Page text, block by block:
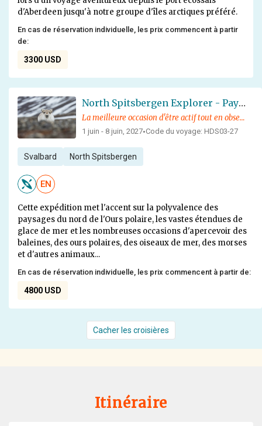
d'Aberdeen jusqu'à notre groupe d'îles arctiques préféré.
En cas de réservation individuelle, les prix commencent à partir
de:
3300 USD
North Spitsbergen Explorer - Paysages variés, glace de mer et faune sauvage
La meilleure occasion d'être actif tout en observant la faune exotique de l'Arctique !
1 juin - 8 juin, 2027•Code du voyage: HDS03-27
Svalbard North Spitsbergen
EN
Cette expédition met l'accent sur la polyvalence des
paysages du nord de l'Ours polaire, les vastes étendues de
glace de mer et les nombreuses occasions d'apercevoir des
baleines, des ours polaires, des oiseaux de mer, des morses
et d'autres animaux...
En cas de réservation individuelle, les prix commencent à partir de:
4800 USD
Cacher les croisières
Itinéraire